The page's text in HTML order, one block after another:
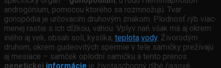
androgónium, pomocou ktorého sa rozmnožujú. Tvar
gonopódia je určovacím druhovým znakom. Plodnosť rýb viac-
menej rastie s ich dĺžkou, váhou. Vplyv naň však má aj okrem
iného aj vek, obsah solí, kyslíka, teplota vody. Živorodým
druhom, okrem gudeovitých spermie v tele samičky prežívajú
aj mesiace – samček oplodní samičku a tento prenos
genetickej informácie je životaschopný dlhé časové